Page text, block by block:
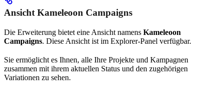
Ansicht Kameleoon Campaigns
Die Erweiterung bietet eine Ansicht namens Kameleoon
Campaigns. Diese Ansicht ist im Explorer-Panel verfügbar.
Sie ermöglicht es Ihnen, alle Ihre Projekte und Kampagnen
zusammen mit ihrem aktuellen Status und den zugehörigen
Variationen zu sehen.